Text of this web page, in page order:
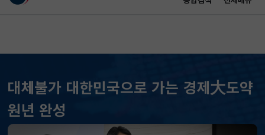
대체불가 대한민국으로 가는 경제大도약
원년 완성
KOSPI 6258.77 37.61(하락)
KOSDAQ